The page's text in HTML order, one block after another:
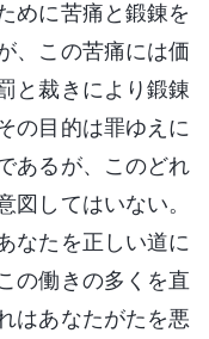
めに苦痛と鍛錬を
、この苦痛には価
と裁きにより鍛錬
の目的は罪ゆえに
あるが、このどれ
図してはいない。
なたを正しい道に
の働きの多くを直
はあなたがたを悪